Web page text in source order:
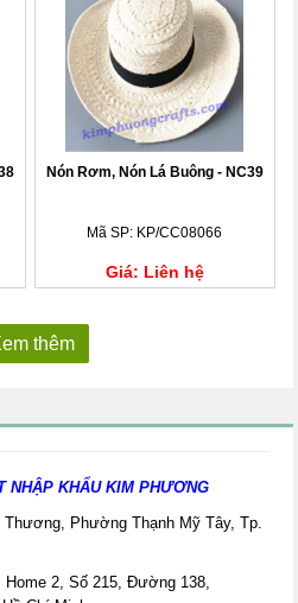
Nón Rơm, Nón Lá Buông - NC39
Mã SP: KP/CC08066
Giá: Liên hệ
thêm
NHẬP KHẨU KIM PHƯƠNG
Thương, Phường Thạnh Mỹ Tây, Tp.
Home 2, Số 215, Đường 138,